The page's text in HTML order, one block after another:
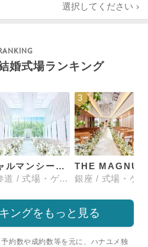
選択してください
婚式場ランキング
シャルマンシーナTOKYO
表参道 / 式場・ゲストハウス
3
ングをもっと見る
約数や成約数等を元に、ハナユメ独